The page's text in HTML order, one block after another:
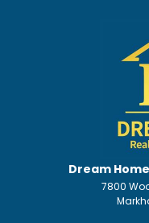
Dream
7800